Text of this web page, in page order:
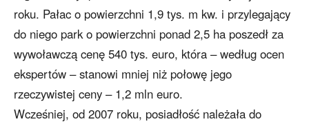
roku. Pałac o powierzchni 1,9 tys. m kw. i przylegający
do niego park o powierzchni ponad 2,5 ha poszedł za
wywoławczą cenę 540 tys. euro, która – według ocen
ekspertów – stanowi mniej niż połowę jego
rzeczywistej ceny – 1,2 mln euro.
Wcześniej, od 2007 roku, posiadłość należała do